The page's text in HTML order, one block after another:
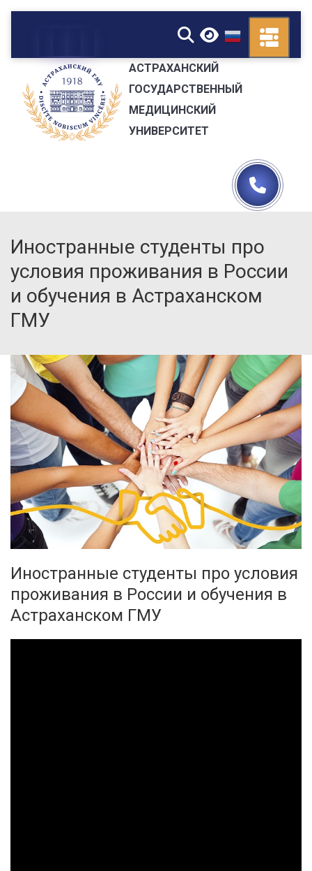
▼
АСТРАХАНСКИЙ
ГОСУДАРСТВЕННЫЙ
МЕДИЦИНСКИЙ
УНИВЕРСИТЕТ
Иностранные студенты про
условия проживания в России
и обучения в Астраханском
ГМУ
Иностранные студенты про условия
проживания в России и обучения в
Астраханском ГМУ